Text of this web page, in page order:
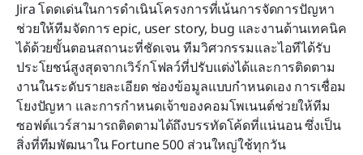
Jira โดดเด่นในการดำเนินโครงการที่เน้นการจัดการปัญหา
ช่วยให้ทีมจัดการ epic, user story, bug และงานด้านเทคนิค
ได้ด้วยขั้นตอนสถานะที่ชัดเจน ทีมวิศวกรรมและไอทีได้รับ
ประโยชน์สูงสุดจากเวิร์กโฟลว์ที่ปรับแต่งได้และการติดตาม
งานในระดับรายละเอียด ช่องข้อมูลแบบกำหนดเอง การเชื่อม
โยงปัญหา และการกำหนดเจ้าของคอมโพเนนต์ช่วยให้ทีม
ซอฟต์แวร์สามารถติดตามได้ถึงบรรทัดโค้ดที่แน่นอน ซึ่งเป็น
สิ่งที่ทีมพัฒนาใน Fortune 500 ส่วนใหญ่ใช้ทุกวัน